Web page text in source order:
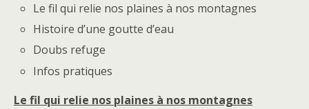
Le fil qui relie nos plaines à nos montagnes
Histoire d’une goutte d’eau
Doubs refuge
Infos pratiques
Le fil qui relie nos plaines à nos montagnes